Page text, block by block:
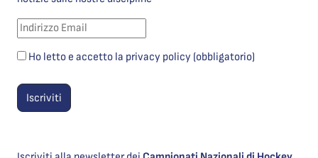
Ho letto e accetto la privacy policy (obbligatorio)